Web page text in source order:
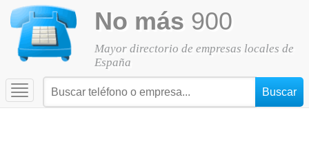
No más 900
Mayor directorio de empresas locales de
España
Toggle
navigation